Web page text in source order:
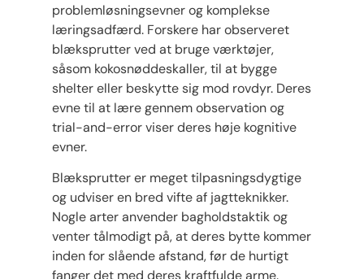
problemløsningsevner og komplekse
læringsadfærd. Forskere har observeret
blæksprutter ved at bruge værktøjer,
såsom kokosnøddeskaller, til at bygge
shelter eller beskytte sig mod rovdyr. Deres
evne til at lære gennem observation og
trial-and-error viser deres høje kognitive
evner.
Blæksprutter er meget tilpasningsdygtige
og udviser en bred vifte af jagtteknikker.
Nogle arter anvender bagholdstaktik og
venter tålmodigt på, at deres bytte kommer
inden for slående afstand, før de hurtigt
fanger det med deres kraftfulde arme.